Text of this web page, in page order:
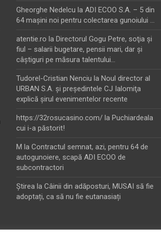
Gheorghe Nedelcu la ADI ECOO S.A. – 5 din
64 maşini noi pentru colectarea gunoiului …
atentie.ro la Directorul Gogu Petre, soţia şi
fiul – salarii bugetare, pensii mari, dar şi
câştiguri pe măsura talentului…
Tudorel-Cristian Nenciu la Noul director al
URBAN S.A. şi preşedintele CJ Ialomiţa
explică şirul evenimentelor recente
https://32rosucasino.com/ la Puchiardeala
cui i-a păstorit!
M la Contractul semnat, azi, pentru 64 de
autogunoiere, scapă ADI ECOO de
subcontractori
Ştirea la Câinii din adăposturi, MUSAI să fie
adoptați, ca să nu fie eutanasiați